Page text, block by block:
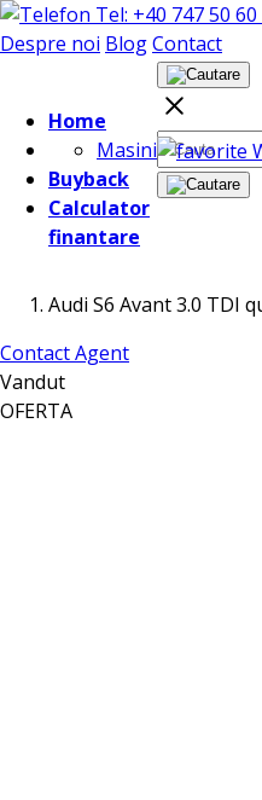
Tel: +40 747 50 60
Despre noi BlogContact
Home
Masini
Buyback
Calculator
finantare
Audi S6 Avant 3.0 TDI
Contact Agent
Vandut
OFERTA